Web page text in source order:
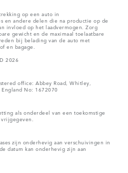
op een auto in
en andere delen die na productie op de
invloed op het laadvermogen. Zorg
gewicht en de maximaal toelaatbare
bij belading van de auto met
en bagage.
2026
office: Abbey Road, Whitley,
No: 1672070
als onderdeel van een toekomstige
zijn onderhevig aan verschuivingen in
datum kan onderhevig zijn aan